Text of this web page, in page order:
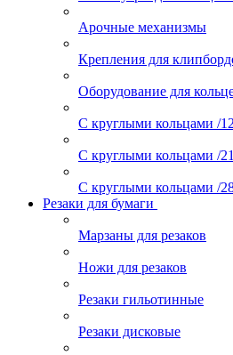
Арочные механизмы
Крепления для
Оборудование для
С круглыми кольцами /
С круглыми кольцами /
С круглыми кольцами /
Резаки для бумаги
Марзаны для резаков
Ножи для резаков
Резаки гильотинные
Резаки дисковые